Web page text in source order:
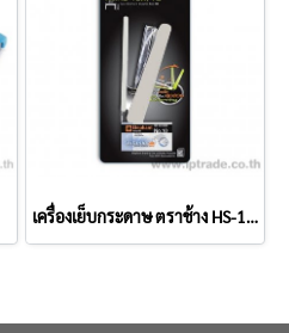
เครื่องเย็บกระดาษ ตราช้าง HS-10A/Y2